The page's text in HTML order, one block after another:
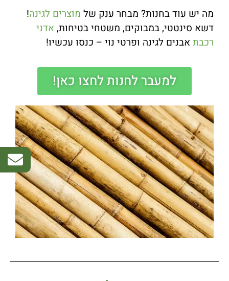
מה יש עוד בחנות? מבחר ענק של מוצרים לגינה!
דשא סינטטי, במבוקים, משטחי בטיחות, אדני
רכבת אבנים לגינה ופרטי נוי – כנסו עכשיו!
למעבר לחנות לחצו כאן!